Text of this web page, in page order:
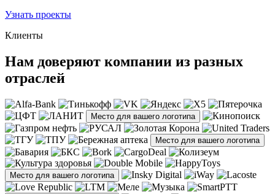
Узнать проекты
Клиенты
Нам доверяют компании из разных
отраслей
Место для вашего логотипа
Место для вашего логотипа
Место для вашего логотипа